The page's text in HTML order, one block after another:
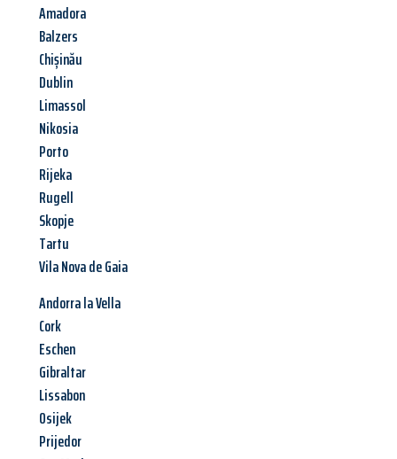
Amadora
Balzers
Chișinău
Dublin
Limassol
Nikosia
Porto
Rijeka
Rugell
Skopje
Tartu
Vila Nova de Gaia
Andorra la Vella
Cork
Eschen
Gibraltar
Lissabon
Osijek
Prijedor